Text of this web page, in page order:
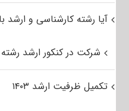
آیا رشته کارشناسی و ارشد
شرکت در کنکور ارشد
تکمیل ظرفیت ارشد ۱۴۰۳